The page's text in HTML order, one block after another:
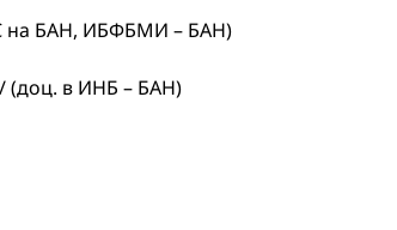
на БАН, ИБФБМИ – БАН)
(доц. в ИНБ – БАН)